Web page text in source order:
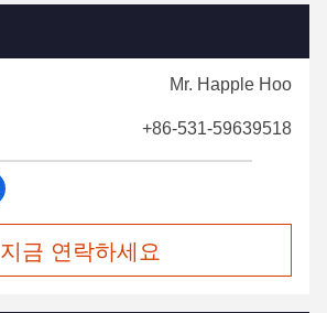
Mr. Happle Hoo
+86-531-59639518
지금 연락하세요